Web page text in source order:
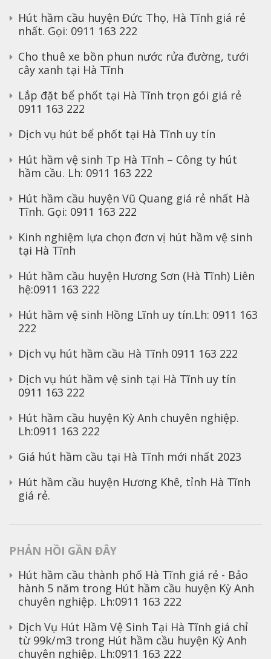
Hút hầm cầu huyện Đức Thọ, Hà Tĩnh giá rẻ
nhất. Gọi: 0911 163 222
Cho thuê xe bồn phun nước rửa đường, tưới
cây xanh tại Hà Tĩnh
Lắp đặt bể phốt tại Hà Tĩnh trọn gói giá rẻ
0911 163 222
Dịch vụ hút bể phốt tại Hà Tĩnh uy tín
Hút hầm vệ sinh Tp Hà Tĩnh – Công ty hút
hầm cầu. Lh: 0911 163 222
Hút hầm cầu huyện Vũ Quang giá rẻ nhất Hà
Tĩnh. Gọi: 0911 163 222
Kinh nghiệm lựa chọn đơn vị hút hầm vệ sinh
tại Hà Tĩnh
Hút hầm cầu huyện Hương Sơn (Hà Tĩnh) Liên
hệ:0911 163 222
Hút hầm vệ sinh Hồng Lĩnh uy tín.Lh: 0911 163
222
Dịch vụ hút hầm cầu Hà Tĩnh 0911 163 222
Dịch vụ hút hầm vệ sinh tại Hà Tĩnh uy tín
0911 163 222
Hút hầm cầu huyện Kỳ Anh chuyên nghiệp.
Lh:0911 163 222
Giá hút hầm cầu tại Hà Tĩnh mới nhất 2023
Hút hầm cầu huyện Hương Khê, tỉnh Hà Tĩnh
giá rẻ.
PHẢN HỒI GẦN ĐÂY
Hút hầm cầu thành phố Hà Tĩnh giá rẻ - Bảo
hành 5 năm trong Hút hầm cầu huyện Kỳ Anh
chuyên nghiệp. Lh:0911 163 222
Dịch Vụ Hút Hầm Vệ Sinh Tại Hà Tĩnh giá chỉ
từ 99k/m3 trong Hút hầm cầu huyện Kỳ Anh
chuyên nghiệp. Lh:0911 163 222